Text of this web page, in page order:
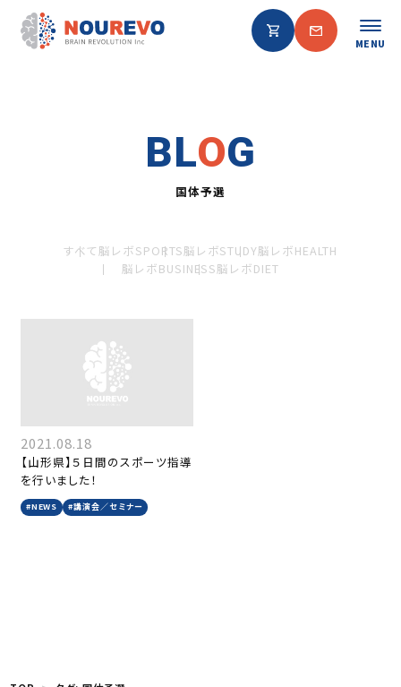
MENU
BLOG
国体予選
すべて脳レボSPORTS脳レボSTUDY脳レボHEALTH
脳レボBUSINESS脳レボDIET
2021.08.18
【山形県】５日間のスポーツ指導
を行いました！
#NEWS #講演会／セミナー